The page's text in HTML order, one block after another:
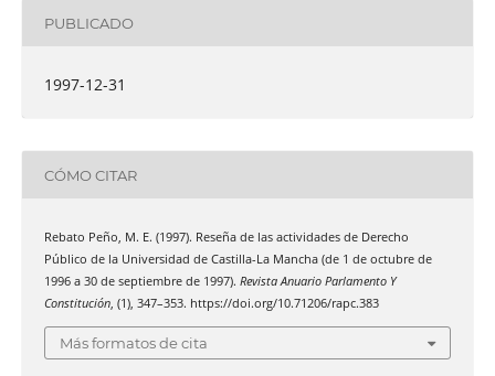
PUBLICADO
1997-12-31
CÓMO CITAR
Rebato Peño, M. E. (1997). Reseña de las actividades de Derecho
Público de la Universidad de Castilla-La Mancha (de 1 de octubre de
1996 a 30 de septiembre de 1997). Revista Anuario Parlamento Y
Constitución, (1), 347–353. https://doi.org/10.71206/rapc.383
Más formatos de cita